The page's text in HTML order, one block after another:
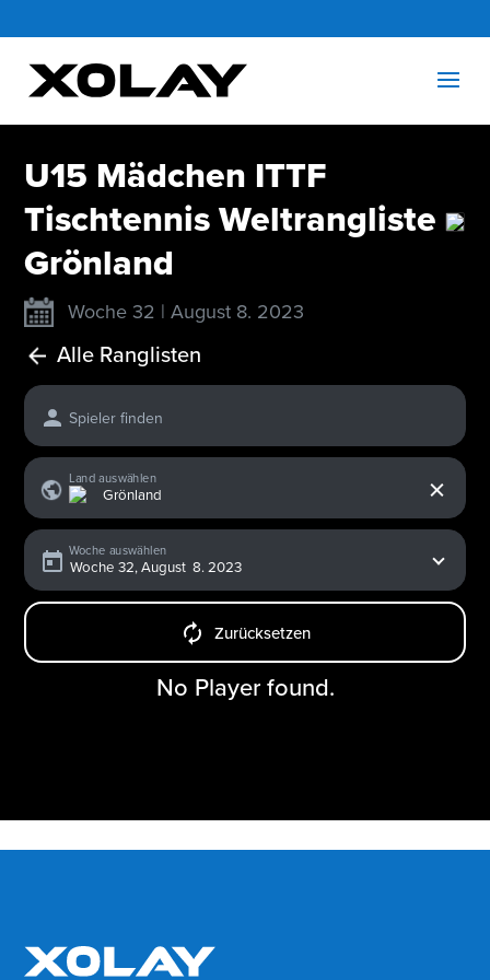
U15 Mädchen ITTF
Tischtennis Weltrangliste
Grönland
Woche 32 | August 8. 2023
Alle Ranglisten
Spieler finden
Land auswählen
Woche auswählen
Zurücksetzen
No Player found.